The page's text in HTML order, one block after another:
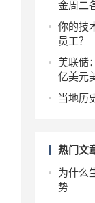
金周二
你的技
员工？
美联储
亿美元
当地历
热门文
为什么
势